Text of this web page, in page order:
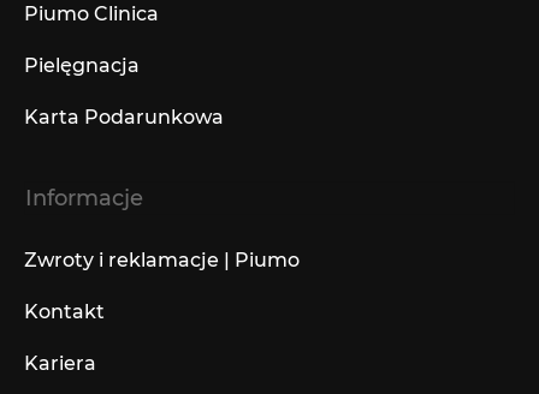
Piumo Clinica
Pielęgnacja
Karta Podarunkowa
Informacje
Zwroty i reklamacje | Piumo
Kontakt
Kariera